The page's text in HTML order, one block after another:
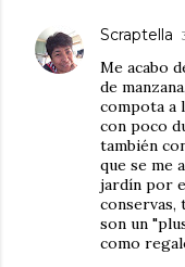
Scraptella
Me acabo
de
compota a
con poco
también
que se me
jardín por
conservas,
son un
como